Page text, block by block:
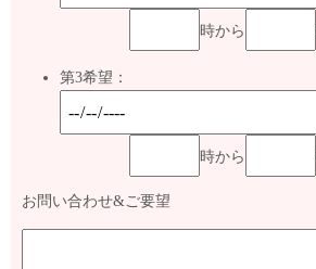
時から
第3希望：
時から
お問い合わせ&ご要望